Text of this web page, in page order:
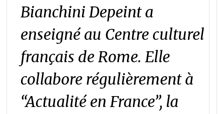
Bianchini Depeint a
enseigné au Centre culturel
français de Rome. Elle
collabore régulièrement à
“Actualité en France”, la